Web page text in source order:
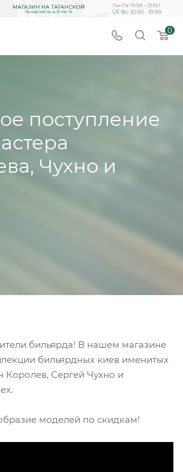
0
поступление
Чухно и
бильярда! В нашем магазине
бильярдных киев именитых
Королев, Сергей Чухно и
моделей по скидкам!